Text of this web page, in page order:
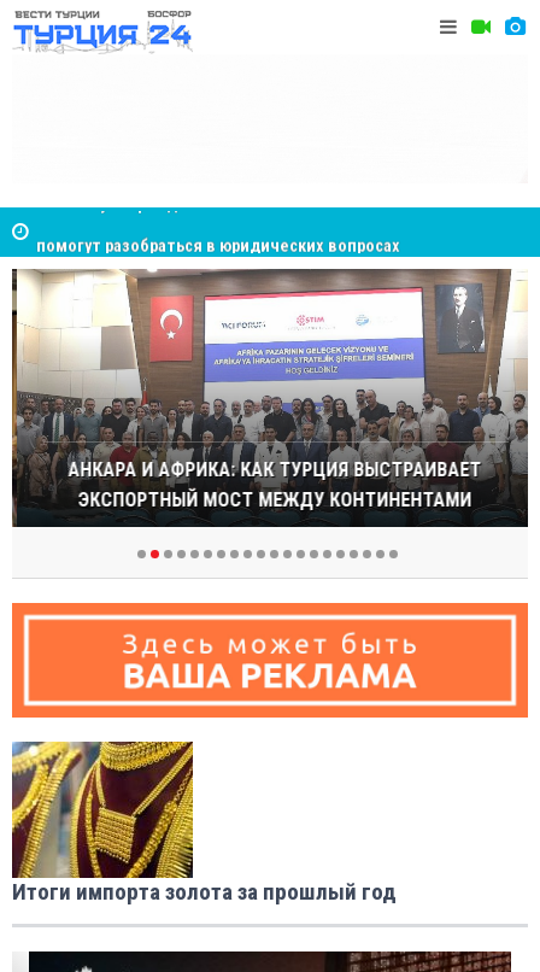
NCS Jeans: турецкий бренд, покоривший сердца
покупателей Центральной Азии
АНКАРА И АФРИКА: КАК ТУРЦИЯ ВЫСТРАИВАЕТ
ЭКСПОРТНЫЙ МОСТ МЕЖДУ КОНТИНЕНТАМИ
Итоги импорта золота за прошлый год